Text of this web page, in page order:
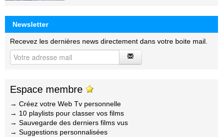
Newsletter
Recevez les dernières news directement dans votre boite mail.
Espace membre
→ Créez votre Web Tv personnelle
→ 10 playlists pour classer vos films
→ Sauvegarde des derniers films vus
→ Suggestions personnalisées